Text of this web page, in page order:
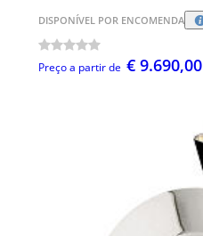
DISPONÍVEL POR ENCOMENDA
Preço a partir de € 9.690,00